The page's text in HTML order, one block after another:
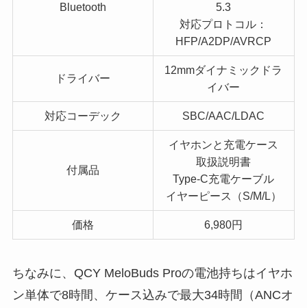
Bluetooth
5.3
対応プロトコル：
HFP/A2DP/AVRCP
ドライバー
12mmダイナミックドラ
イバー
対応コーデック SBC/AAC/LDAC
付属品
イヤホンと充電ケース
取扱説明書
Type-C充電ケーブル
イヤーピース（S/M/L）
価格 6,980円
ちなみに、QCY MeloBuds Proの電池持ちはイヤホ
ン単体で8時間、ケース込みで最大34時間（ANCオ